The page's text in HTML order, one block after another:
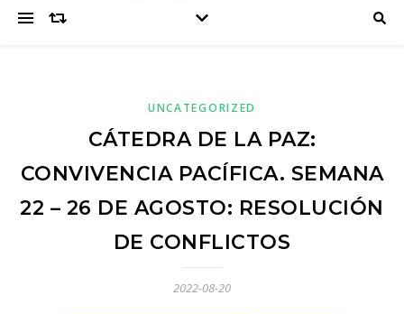
UNCATEGORIZED
CÁTEDRA DE LA PAZ:
CONVIVENCIA PACÍFICA. SEMANA
22 – 26 DE AGOSTO: RESOLUCIÓN
DE CONFLICTOS
2022-08-20